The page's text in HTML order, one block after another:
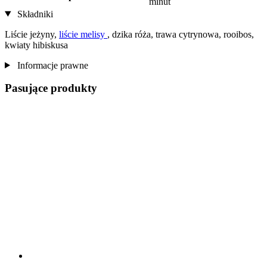
Składniki
Liście jeżyny, liście melisy , dzika róża, trawa cytrynowa, rooibos,
kwiaty hibiskusa
Informacje prawne
Pasujące produkty